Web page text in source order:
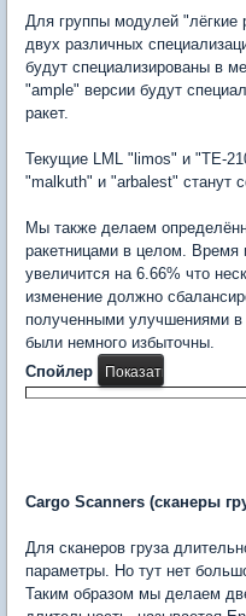
Для группы модулей "лёгкие
двух различных
будут специализированы в
"ample" версии будут
ракет.
Текущие LML "limos" и "TE-
"malkuth" и "arbalest" станут
Мы также делаем
ракетницами в целом.
увеличится на 6.66% что
изменение должно
полученными улучшениями
были немного избыточны.
Спойлер
Cargo Scanners (сканеры
Для сканеров груза
параметры. Но тут нет
Таким образом мы делаем